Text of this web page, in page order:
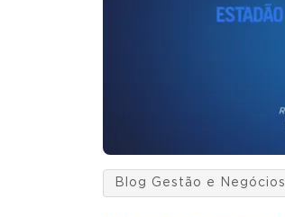
Blog Gestão e Negócios